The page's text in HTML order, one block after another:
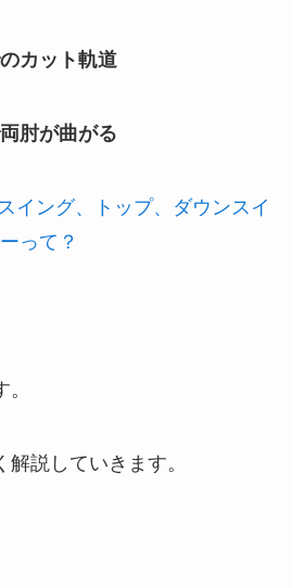
カット軌道
肘が曲がる
イング、トップ、ダウンスイ
って？
説していきます。